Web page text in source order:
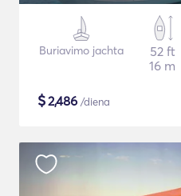
Buriavimo jachta
52 ft
16 m
$2,486 /diena